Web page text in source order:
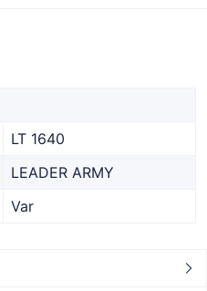
LT 1640
LEADER ARMY
Var